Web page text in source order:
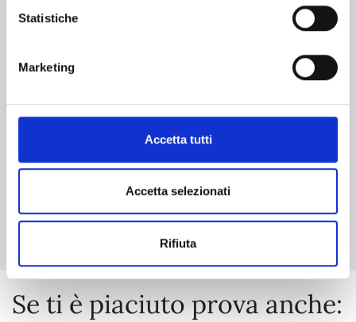
Statistiche
Marketing
Accetta tutti
Accetta selezionati
Rifiuta
Se ti è piaciuto prova anche: